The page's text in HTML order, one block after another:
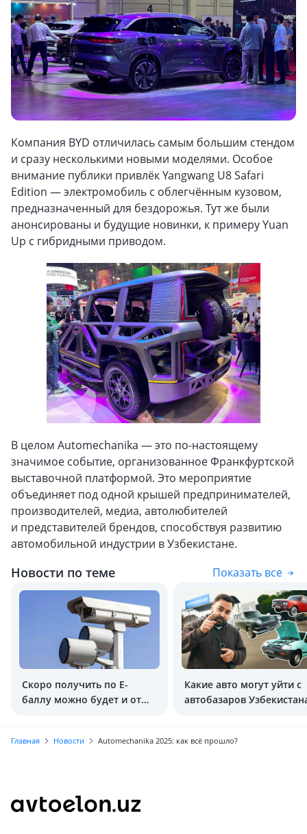
Компания BYD отличилась самым большим стендом
и сразу несколькими новыми моделями. Особое
внимание публики привлёк Yangwang U8 Safari
Edition — электромобиль с облегчённым кузовом,
предназначенный для бездорожья. Тут же были
анонсированы и будущие новинки, к примеру Yuan
Up с гибридными приводом.
В целом Automechanika — это по-настоящему
значимое событие, организованное Франкфуртской
выставочной платформой. Это мероприятие
объединяет под одной крышей предпринимателей,
производителей, медиа, автолюбителей
и представителей брендов, способствуя развитию
автомобильной индустрии в Узбекистане.
Новости по теме Показать все
Скоро получить по Е-
баллу можно будет и от
Какие авто могут уйти с
автобазаров
Главная Новости Automechanika 2025: как всё прошло?